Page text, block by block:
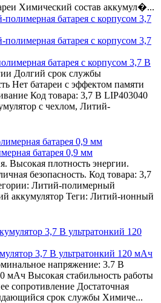
Химический состав аккумул�...
батарея с корпусом 3,7 В
Долгий срок службы
Нет батареи с эффектом памяти
Код товара: 3,7 В LIP403040
с чехлом, Литий-
батарея 0,9 мм
Высокая плотность энергии.
безопасность. Код товара: 3,7
Литий-полимерный
аккумулятор Теги: Литий-ионный
3,7 В ультратонкий 120 мАч
напряжение: 3.7 В
мАч Высокая стабильность работы
сопротивление Достаточная
срок службы Химиче...